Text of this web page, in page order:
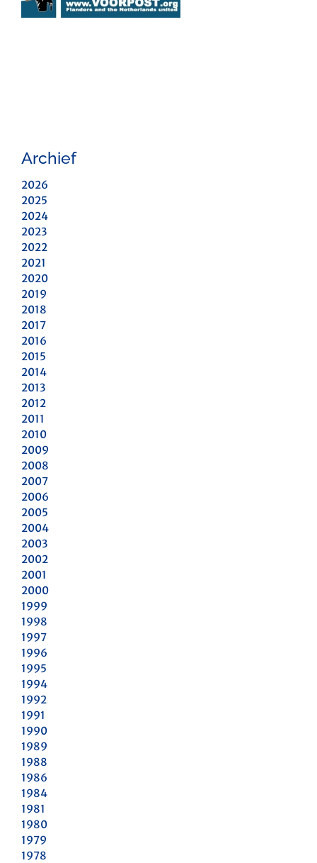
Archief
2026
2025
2024
2023
2022
2021
2020
2019
2018
2017
2016
2015
2014
2013
2012
2011
2010
2009
2008
2007
2006
2005
2004
2003
2002
2001
2000
1999
1998
1997
1996
1995
1994
1992
1991
1990
1989
1988
1986
1984
1981
1980
1979
1978